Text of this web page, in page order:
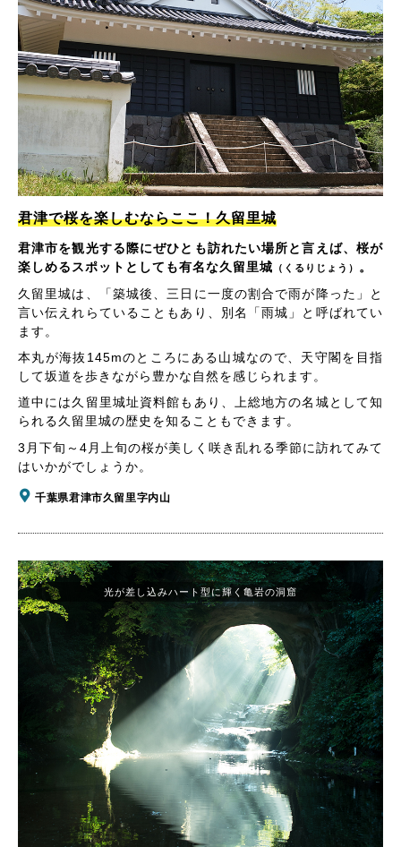
君津で桜を楽しむならここ！久留里城
君津市を観光する際にぜひとも訪れたい場所と言えば、桜が
楽しめるスポットとしても有名な久留里城 （くるりじょう） 。
久留里城は、「築城後、三日に一度の割合で雨が降った」と
言い伝えれらていることもあり、別名「雨城」と呼ばれてい
ます。
本丸が海抜145mのところにある山城なので、天守閣を目指
して坂道を歩きながら豊かな自然を感じられます。
道中には久留里城址資料館もあり、上総地方の名城として知
られる久留里城の歴史を知ることもできます。
3月下旬～4月上旬の桜が美しく咲き乱れる季節に訪れてみて
はいかがでしょうか。
千葉県君津市久留里字内山
光が差し込みハート型に輝く亀岩の洞窟